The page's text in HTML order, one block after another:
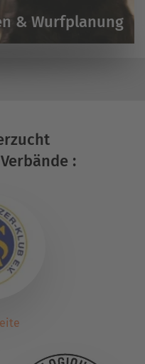
& Wurfplanung
: